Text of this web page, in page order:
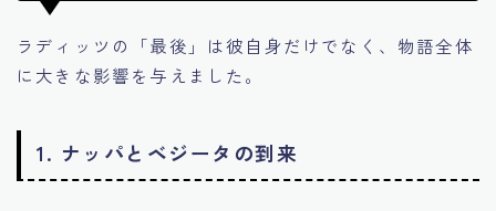
ラディッツの「最後」は彼自身だけでなく、物語全体
に大きな影響を与えました。
1. ナッパとベジータの到来